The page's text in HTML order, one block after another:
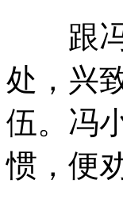
跟冯
处，兴
伍。冯
惯，便